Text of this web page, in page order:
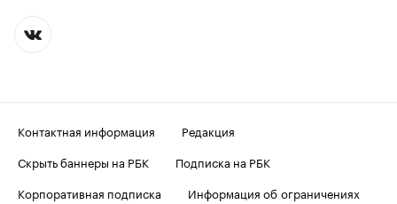
Контактная информация
Редакция
Скрыть баннеры на РБК
Подписка на РБК
Корпоративная подписка
Информация об ограничениях